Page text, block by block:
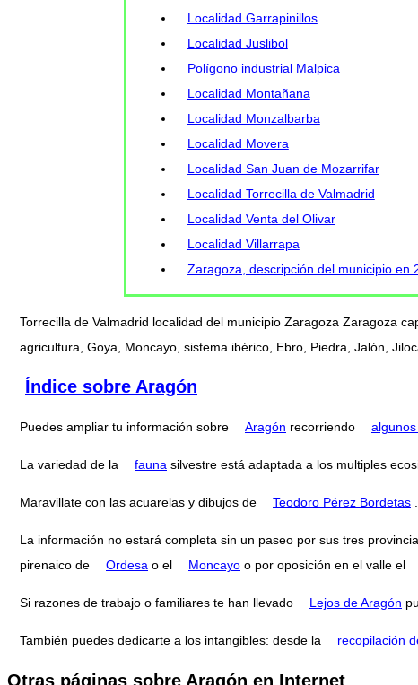
Localidad Garrapinillos
Localidad Juslibol
Polígono industrial Malpica
Localidad Montañana
Localidad Monzalbarba
Localidad Movera
Localidad San Juan de Mozarrifar
Localidad Torrecilla de Valmadrid
Localidad Venta del Olivar
Localidad Villarrapa
Zaragoza, descripción del municipio en
Torrecilla de Valmadrid localidad del municipio Zaragoza Zaragoza
agricultura, Goya, Moncayo, sistema ibérico, Ebro, Piedra, Jalón,
Índice sobre Aragón
Puedes ampliar tu información sobre Aragón recorriendo
La variedad de la fauna silvestre está adaptada a los multiples
Maravillate con las acuarelas y dibujos de Teodoro Pérez Bordetas
La información no estará completa sin un paseo por sus tres
pirenaico de
Ordesa o el Moncayo o por oposición en el valle el
Si razones de trabajo o familiares te han llevado Lejos de Aragón
También puedes dedicarte a los intangibles: desde la recopilación
Otras páginas sobre Aragón en Internet